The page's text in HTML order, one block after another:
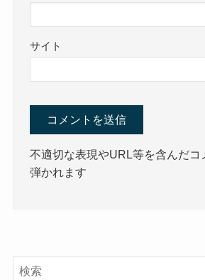
サイト
不適切な表現やURL等を含んだコ
弾かれます